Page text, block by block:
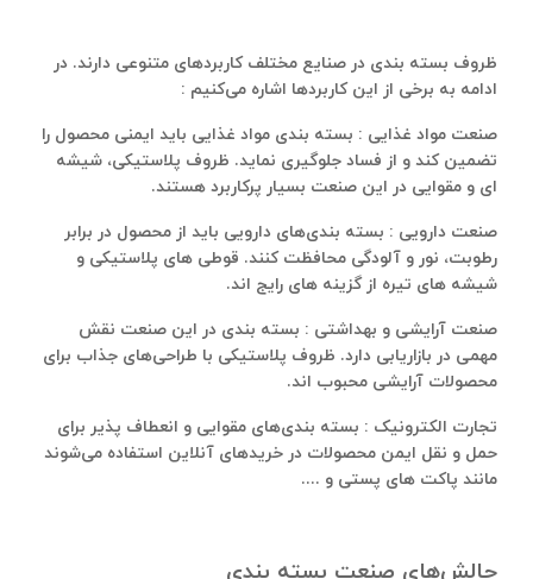
ظروف بسته‌ بندی در صنایع مختلف کاربردهای متنوعی دارند. در
ادامه به برخی از این کاربردها اشاره می‌کنیم :
صنعت مواد غذایی : بسته ‌بندی مواد غذایی باید ایمنی محصول را
تضمین کند و از فساد جلوگیری نماید. ظروف پلاستیکی، شیشه‌
ای و مقوایی در این صنعت بسیار پرکاربرد هستند.
صنعت دارویی : بسته‌ بندی‌های دارویی باید از محصول در برابر
رطوبت، نور و آلودگی محافظت کنند. قوطی های پلاستیکی و
شیشه‌ های تیره از گزینه‌ های رایج‌ اند.
صنعت آرایشی و بهداشتی : بسته‌ بندی در این صنعت نقش
مهمی در بازاریابی دارد. ظروف پلاستیکی با طراحی‌های جذاب برای
محصولات آرایشی محبوب‌ اند.
تجارت الکترونیک : بسته ‌بندی‌های مقوایی و انعطاف‌ پذیر برای
حمل‌ و نقل ایمن محصولات در خریدهای آنلاین استفاده می‌شوند
مانند پاکت های پستی و ....
چالش‌های صنعت بسته‌ بندی